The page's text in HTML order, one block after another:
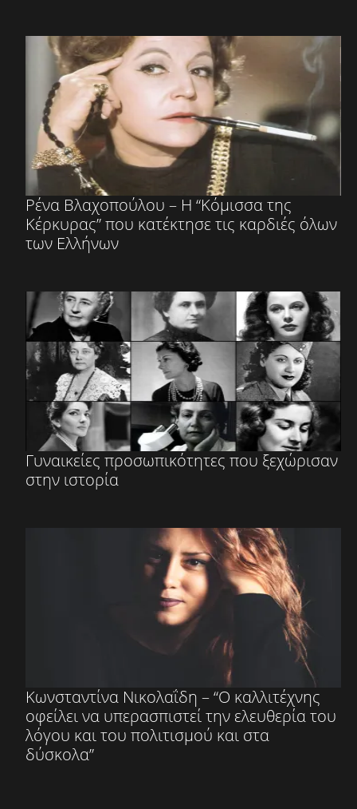
Ρένα Βλαχοπούλου – Η “Κόμισσα της
Κέρκυρας” που κατέκτησε τις καρδιές όλων
των Ελλήνων
Γυναικείες προσωπικότητες που ξεχώρισαν
στην ιστορία
Κωνσταντίνα Νικολαΐδη – “Ο καλλιτέχνης
οφείλει να υπερασπιστεί την ελευθερία του
λόγου και του πολιτισμού και στα
δύσκολα”